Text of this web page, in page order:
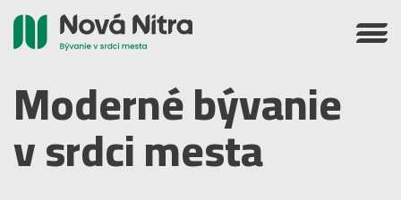
Moderné bývanie
v srdci mesta